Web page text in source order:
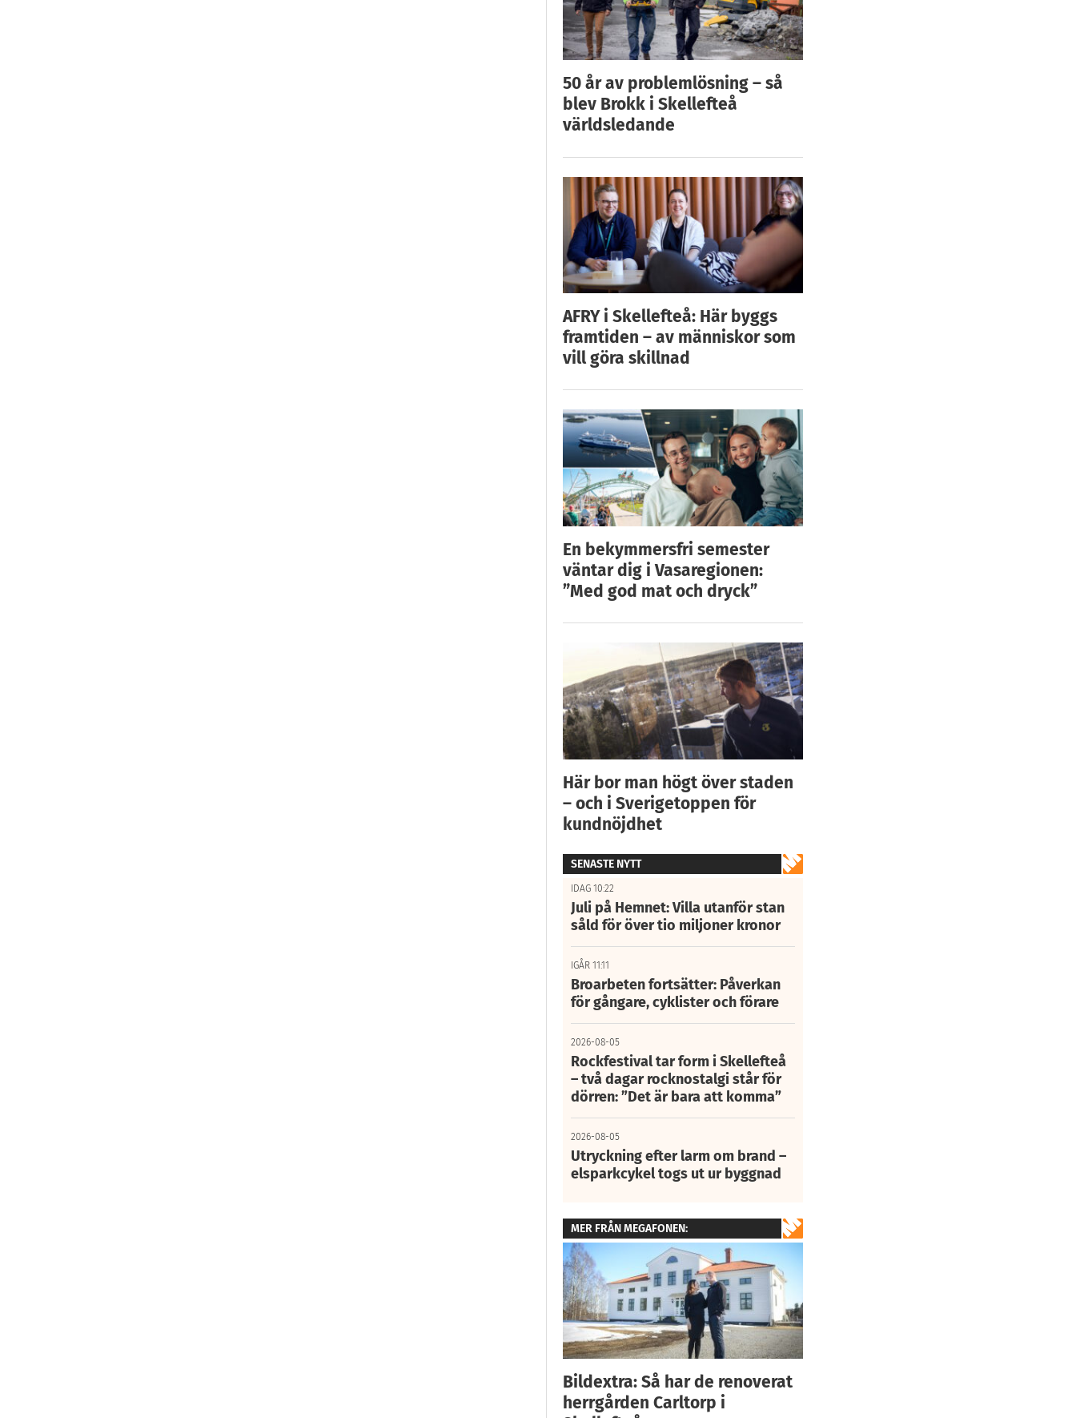
50 år av problemlösning – så
blev Brokk i Skellefteå
världsledande
AFRY i Skellefteå: Här byggs
framtiden – av människor som
vill göra skillnad
En bekymmersfri semester
väntar dig i Vasaregionen:
”Med god mat och dryck”
Här bor man högt över staden
– och i Sverigetoppen för
kundnöjdhet
SENASTE NYTT
IDAG 10:22
Juli på Hemnet: Villa utanför stan
såld för över tio miljoner kronor
IGÅR 11:11
Broarbeten fortsätter: Påverkan
för gångare, cyklister och förare
2026-08-05
Rockfestival tar form i Skellefteå
– två dagar rocknostalgi står för
dörren: ”Det är bara att komma”
2026-08-05
Utryckning efter larm om brand –
elsparkcykel togs ut ur byggnad
MER FRÅN MEGAFONEN:
Bildextra: Så har de renoverat
herrgården Carltorp i